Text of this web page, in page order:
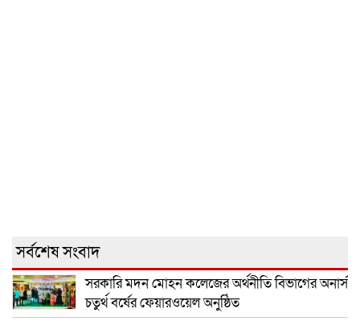
সর্বশেষ সংবাদ
সরকারি মদন মোহন কলেজের অর্থনীতি বিভাগের অনার্স
চতুর্থ বর্ষের ফেয়ারওয়েল অনুষ্ঠিত